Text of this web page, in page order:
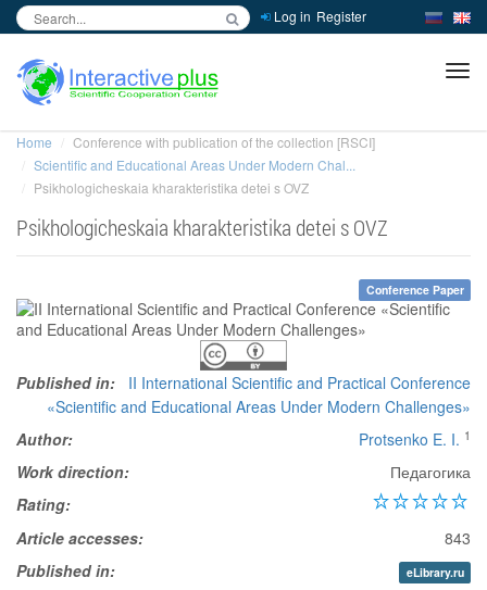
Log in Register
Home
Conference with publication of the collection [RSCI]
Scientific and Educational Areas Under Modern Chal...
Psikhologicheskaia kharakteristika detei s OVZ
Psikhologicheskaia kharakteristika detei s OVZ
Conference Paper
Published in:
II International Scientific and Practical Conference
«Scientific and Educational Areas Under Modern Challenges»
Author:
Protsenko E. I. 1
Work direction:
Педагогика
Rating:
Article accesses:
843
Published in:
eLibrary.ru